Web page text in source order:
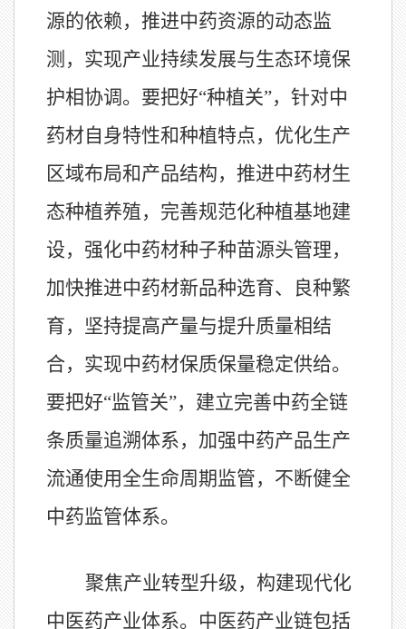
源的依赖，推进中药资源的动态监
测，实现产业持续发展与生态环境保
护相协调。要把好“种植关”，针对中
药材自身特性和种植特点，优化生产
区域布局和产品结构，推进中药材生
态种植养殖，完善规范化种植基地建
设，强化中药材种子种苗源头管理，
加快推进中药材新品种选育、良种繁
育，坚持提高产量与提升质量相结
合，实现中药材保质保量稳定供给。
要把好“监管关”，建立完善中药全链
条质量追溯体系，加强中药产品生产
流通使用全生命周期监管，不断健全
中药监管体系。
聚焦产业转型升级，构建现代化
中医药产业体系。中医药产业链包括